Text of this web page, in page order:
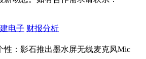
电子 财报分析
性：影石推出墨水屏无线麦克风Mic